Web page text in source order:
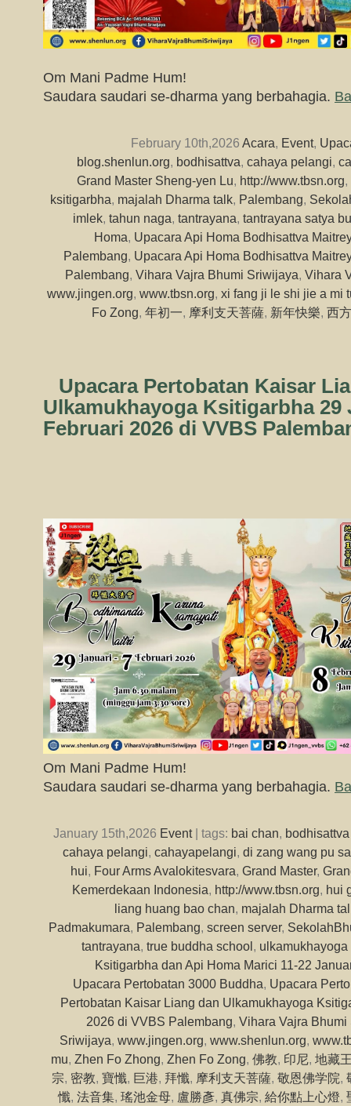
Om Mani Padme Hum!
Saudara saudari se-dharma yang berbahagia.
February 10th,2026 Acara, Event,
blog.shenlun.org, bodhisattva, cahaya pelangi,
Grand Master Sheng-yen Lu, http://www.tbsn.org,
ksitigarbha, majalah Dharma talk, Palembang,
imlek, tahun naga, tantrayana, tantrayana satya
Homa, Upacara Api Homa Bodhisattva
Palembang, Upacara Api Homa Bodhisattva
Palembang, Vihara Vajra Bhumi Sriwijaya, Vihara
www.jingen.org, www.tbsn.org, xi fang ji le shi jie a mi
Fo Zong, 年初一, 摩利支天菩薩, 新年快樂, 西
Upacara Pertobatan Kaisar
Ulkamukhayoga Ksitigarbha 29
Februari 2026 di VVBS
Om Mani Padme Hum!
Saudara saudari se-dharma yang berbahagia.
January 15th,2026 Event| tags: bai chan,
cahaya pelangi, cahayapelangi, di zang wang pu
hui, Four Arms Avalokitesvara, Grand Master,
Kemerdekaan Indonesia, http://www.tbsn.org, hui
liang huang bao chan, majalah Dharma
Padmakumara, Palembang, screen server,
tantrayana, true buddha school,
Ksitigarbha dan Api Homa Marici 11-22
Upacara Pertobatan 3000 Buddha, Upacara
Pertobatan Kaisar Liang dan Ulkamukhayoga
2026 di VVBS Palembang, Vihara Vajra
Sriwijaya, www.jingen.org, www.shenlun.org,
mu, Zhen Fo Zhong, Zhen Fo Zong, 佛教, 印尼, 地藏
宗, 密教, 寶懺, 巨港, 拜懺, 摩利支天菩薩, 敬恩佛学院,
懺, 法音集, 瑤池金母, 盧勝彥, 真佛宗, 給你點上心燈,